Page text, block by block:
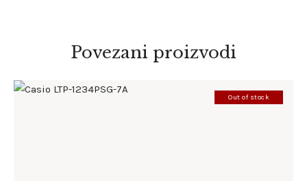
Povezani proizvodi
Out of stock